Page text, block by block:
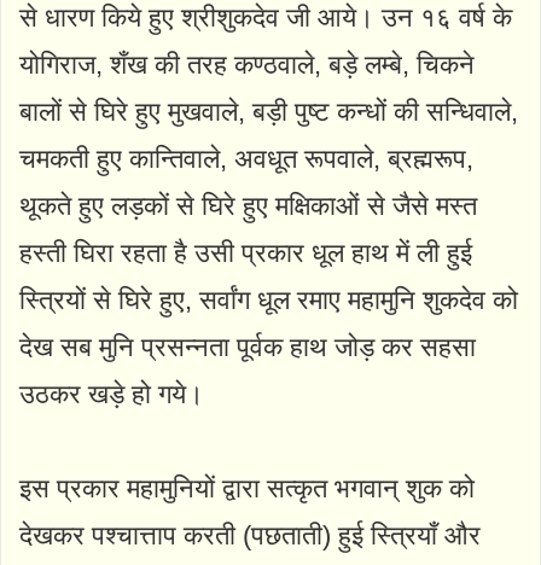
से धारण किये हुए श्रीशुकदेव जी आये। उन १६ वर्ष के
योगिराज, शँख की तरह कण्ठवाले, बड़े लम्बे, चिकने
बालों से घिरे हुए मुखवाले, बड़ी पुष्ट कन्धों की सन्धिवाले,
चमकती हुए कान्तिवाले, अवधूत रूपवाले, ब्रह्मरूप,
थूकते हुए लड़कों से घिरे हुए मक्षिकाओं से जैसे मस्त
हस्ती घिरा रहता है उसी प्रकार धूल हाथ में ली हुई
स्त्रियों से घिरे हुए, सर्वांग धूल रमाए महामुनि शुकदेव को
देख सब मुनि प्रसन्नता पूर्वक हाथ जोड़ कर सहसा
उठकर खड़े हो गये।
इस प्रकार महामुनियों द्वारा सत्कृत भगवान् शुक को
देखकर पश्चात्ताप करती (पछताती) हुई स्त्रियाँ और